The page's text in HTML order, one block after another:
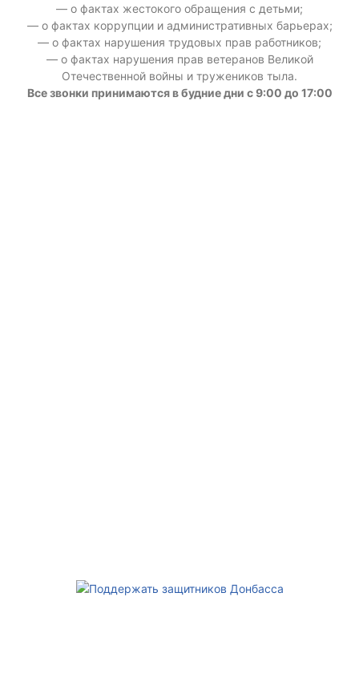
— о фактах жестокого обращения с детьми;
— о фактах коррупции и административных барьерах;
— о фактах нарушения трудовых прав работников;
— о фактах нарушения прав ветеранов Великой
Отечественной войны и тружеников тыла.
Все звонки принимаются в будние дни с 9:00 до 17:00